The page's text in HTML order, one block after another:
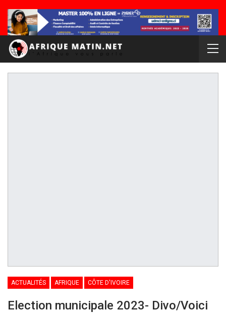
ACTUALITÉS AFRIQUE CÔTE D'IVOIRE
Election municipale 2023- Divo/Voici